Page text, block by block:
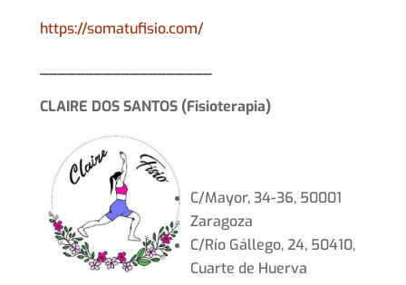
https://somatufisio.com/
CLAIRE DOS SANTOS (Fisioterapia)
C/Mayor, 34-36, 50001
Zaragoza
C/Río Gállego, 24, 50410,
Cuarte de Huerva